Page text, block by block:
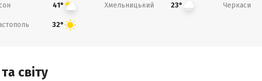
41° Хмельницький 23° Черкаси
32°
світу